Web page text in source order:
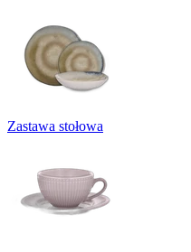
Zastawa stołowa